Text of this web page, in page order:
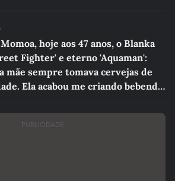
hoje aos 47 anos, o Blanka
Fighter' e eterno 'Aquaman':
mãe sempre tomava cervejas de
Ela acabou me criando bebendo
PUBLICIDADE